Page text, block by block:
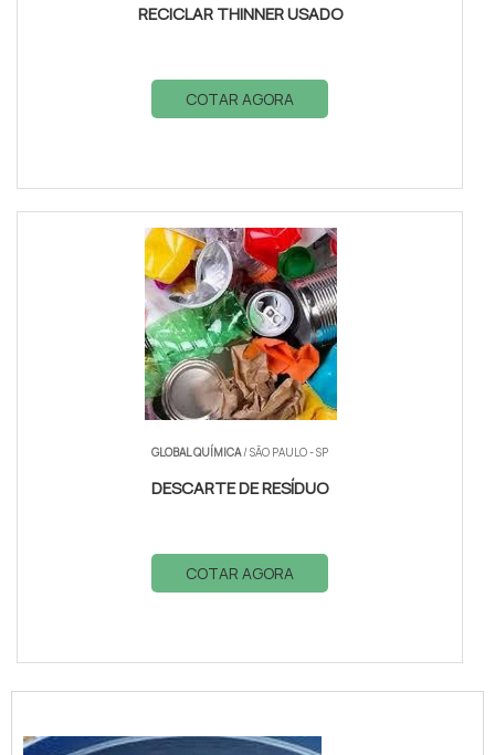
RECICLAR THINNER USADO
COTAR AGORA
GLOBAL QUÍMICA/ SÃO PAULO - SP
DESCARTE DE RESÍDUO
COTAR AGORA